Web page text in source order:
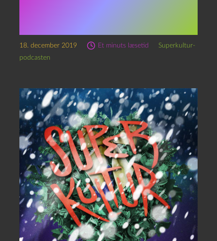
18. december 2019 Et minuts læsetid
Superkultur-
podcasten